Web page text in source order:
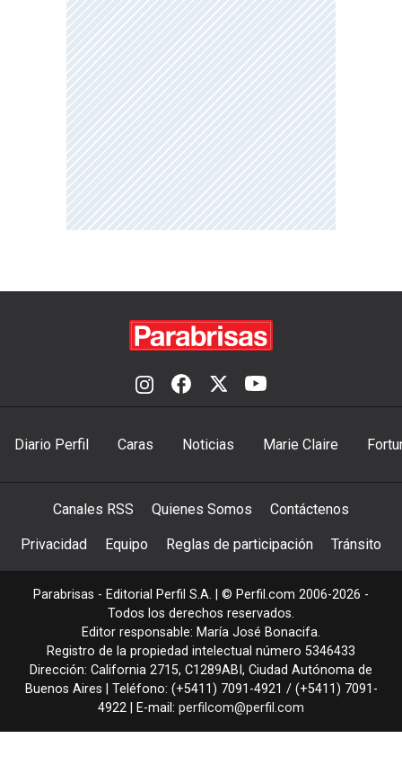
Diario Perfil Caras Noticias Marie Claire
Canales RSS Quienes Somos Contáctenos
Privacidad Equipo Reglas de participación Tránsito
Parabrisas - Editorial Perfil S.A. | © Perfil.com 2006-2026 -
Todos los derechos reservados.
Editor responsable: María José Bonacifa.
Registro de la propiedad intelectual número 5346433
Dirección: California 2715, C1289ABI , Ciudad Autónoma de
Buenos Aires | Teléfono: (+5411) 7091-4921 / (+5411) 7091-
4922 | E-mail: perfilcom@perfil.com